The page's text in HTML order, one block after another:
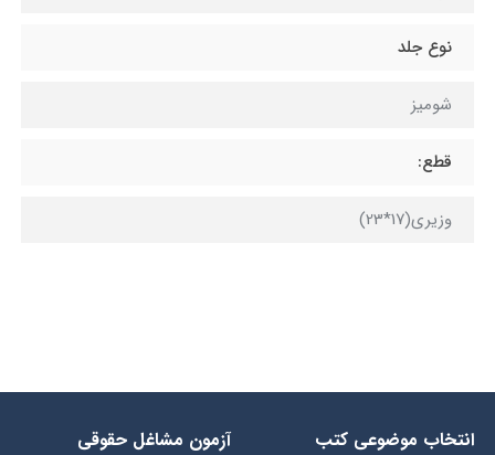
نوع جلد
شومیز
قطع:
وزیری(17*23)
انتخاب​ موضوعي​ کتب آزمون مشاغل حقوقی